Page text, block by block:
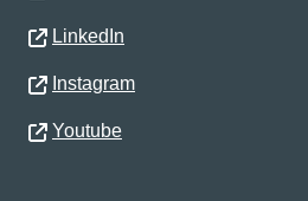
LinkedIn
Instagram
Youtube